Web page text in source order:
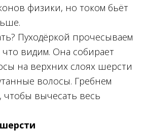
физики, но током бьёт
Пуходёркой прочесываем
видим. Она собирает
на верхних слоях шерсти
волосы. Гребнем
чтобы вычесать весь